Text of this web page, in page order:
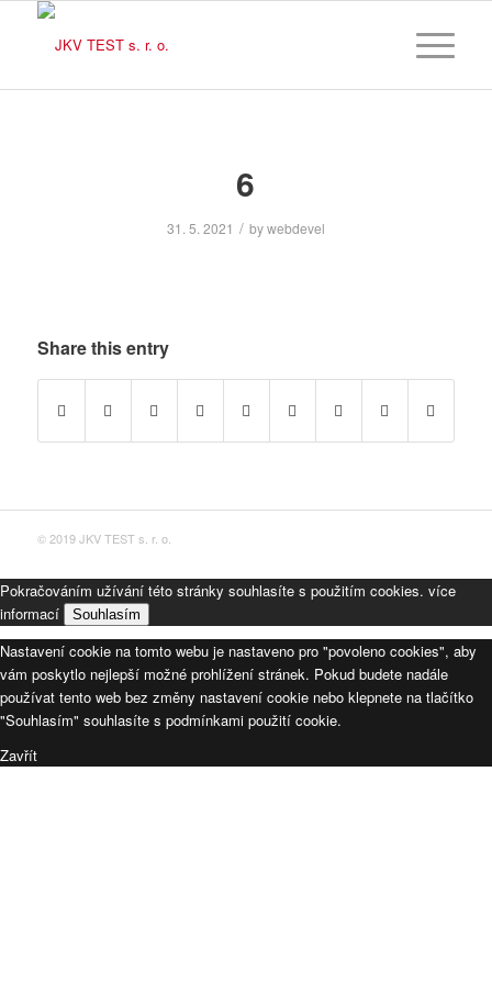
6
31. 5. 2021 / bywebdevel
Share this entry
© 2019 JKV TEST s. r. o.
Pokračováním užívání této stránky souhlasíte s použitím cookies. více
informací
Souhlasím
Nastavení cookie na tomto webu je nastaveno pro "povoleno cookies", aby
vám poskytlo nejlepší možné prohlížení stránek. Pokud budete nadále
používat tento web bez změny nastavení cookie nebo klepnete na tlačítko
"Souhlasím" souhlasíte s podmínkami použití cookie.
Zavřít